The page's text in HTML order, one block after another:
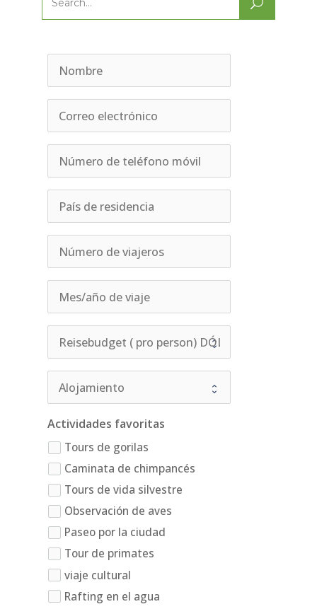
Search
Actividades favoritas
Tours de gorilas
Caminata de chimpancés
Tours de vida silvestre
Observación de aves
Paseo por la ciudad
Tour de primates
viaje cultural
Rafting en el agua